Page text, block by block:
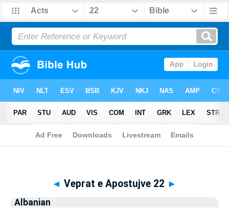
Biblia>Albanian> Veprat e Apostujve 22
◄ Veprat e Apostujve 22 ►
Albanian